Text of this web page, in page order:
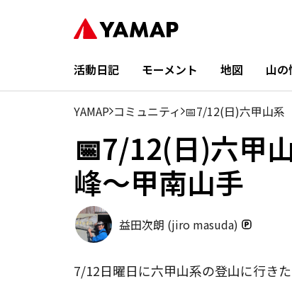
活動日記 モーメント 地図 山
YAMAP コミュニティ 📅7/12(日)六甲山
📅7/12(日)六甲
峰〜甲南山手
益田次朗 (jiro masuda)
7/12日曜日に六甲山系の登山に行きた